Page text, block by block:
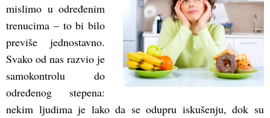
mislimo u određenim
trenucima – to bi bilo
previše jednostavno.
Svako od nas razvio je
samokontrolu do
određenog stepena:
nekim ljudima je lako da se odupru iskušenju, dok su